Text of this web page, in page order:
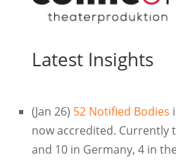
Latest Insights
(Jan 26) 52 Notified Bodies
now accredited. Currently
and 10 in Germany, 4 in